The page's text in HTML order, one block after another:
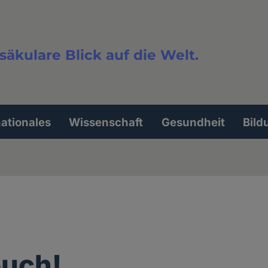
Blick auf die Welt.
Wissenschaft Gesundheit